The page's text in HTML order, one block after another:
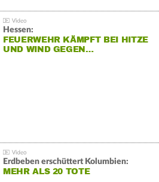
Hessen:
FEUERWEHR KÄMPFT BEI HITZE
UND WIND GEGEN…
Erdbeben erschüttert Kolumbien:
MEHR ALS 20 TOTE